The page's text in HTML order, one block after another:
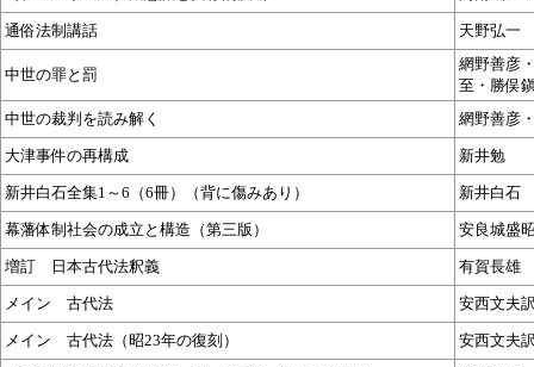
通俗法制講話 天野弘一
中世の罪と罰
網野善彦
至・勝俣
中世の裁判を読み解く
網野善彦
大津事件の再構成 新井勉
新井白石全集1～6（6冊）（背に傷みあり） 新井白石
幕藩体制社会の成立と構造（第三版） 安良城盛
増訂 日本古代法釈義 有賀長雄
メイン 古代法 安西文夫
メイン 古代法（昭23年の復刻） 安西文夫